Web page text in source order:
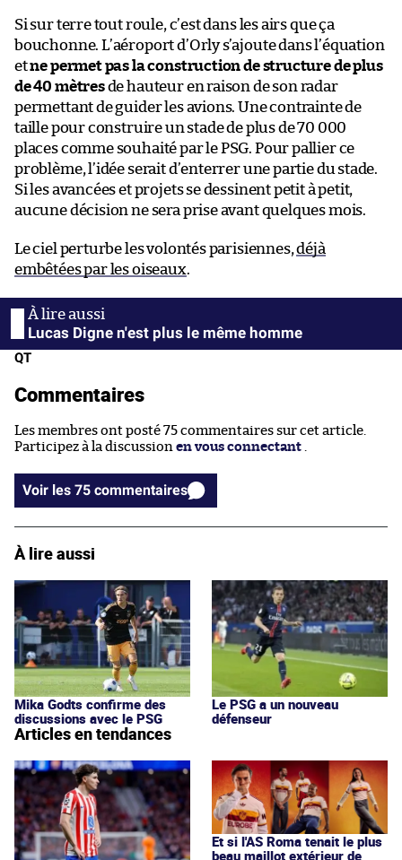
Si sur terre tout roule, c’est dans les airs que ça
bouchonne. L’aéroport d’Orly s’ajoute dans l’équation
etne permet pas la construction de structure de plus
de 40 mètresde hauteur en raison de son radar
permettant de guider les avions. Une contrainte de
taille pour construire un stade de plus de 70 000
places comme souhaité par le PSG. Pour pallier ce
problème, l’idée serait d’enterrer une partie du stade.
Si les avancées et projets se dessinent petit à petit,
aucune décision ne sera prise avant quelques mois.
Le ciel perturbe les volontés parisiennes,déjà
embêtées par les oiseaux.
Lucas Digne n'est plus le même homme
QT
Commentaires
Les membres ont posté 75 commentaires sur cet article.
Participez à la discussion en vous connectant
Voir les 75 commentaires
À lire aussi
Mika Godts confirme des
discussions avec le PSG
Le PSG a un nouveau
défenseur
Articles en tendances
Et si l'AS Roma tenait le plus
beau maillot extérieur de